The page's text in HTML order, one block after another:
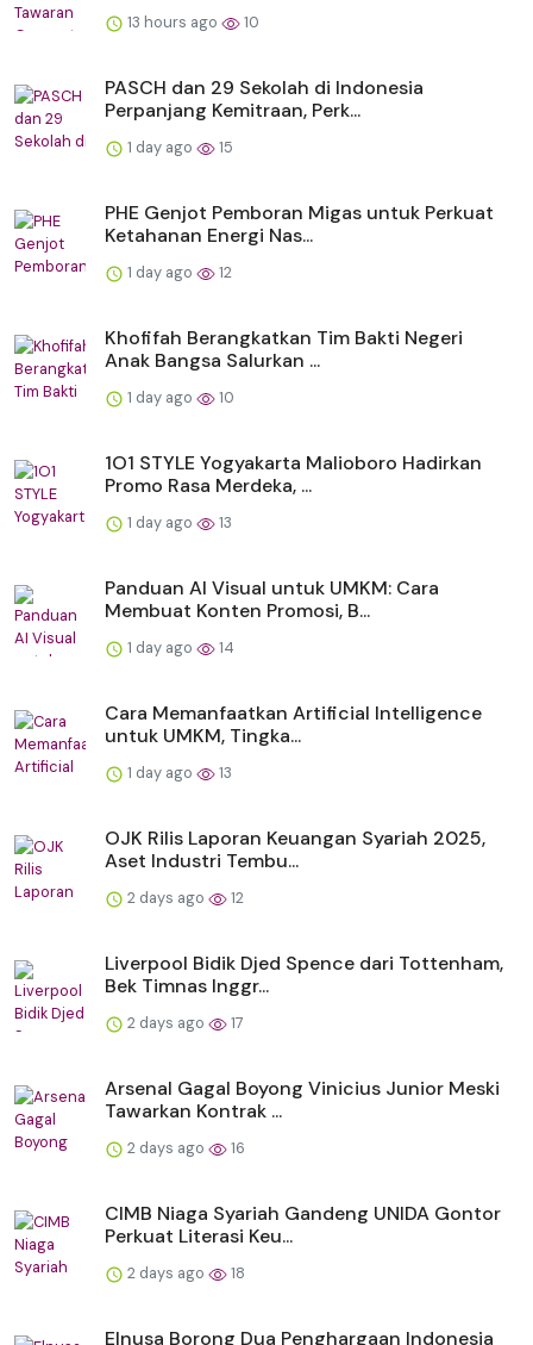
13 hours ago 10
PASCH dan 29 Sekolah di Indonesia
Perpanjang Kemitraan, Perk...
1 day ago 15
PHE Genjot Pemboran Migas untuk Perkuat
Ketahanan Energi Nas...
1 day ago 12
Khofifah Berangkatkan Tim Bakti Negeri
Anak Bangsa Salurkan ...
1 day ago 10
1O1 STYLE Yogyakarta Malioboro Hadirkan
Promo Rasa Merdeka, ...
1 day ago 13
Panduan AI Visual untuk UMKM: Cara
Membuat Konten Promosi, B...
1 day ago 14
Cara Memanfaatkan Artificial Intelligence
untuk UMKM, Tingka...
1 day ago 13
OJK Rilis Laporan Keuangan Syariah 2025,
Aset Industri Tembu...
2 days ago 12
Liverpool Bidik Djed Spence dari Tottenham,
Bek Timnas Inggr...
2 days ago 17
Arsenal Gagal Boyong Vinicius Junior Meski
Tawarkan Kontrak ...
2 days ago 16
CIMB Niaga Syariah Gandeng UNIDA Gontor
Perkuat Literasi Keu...
2 days ago 18
Elnusa Borong Dua Penghargaan Indonesia